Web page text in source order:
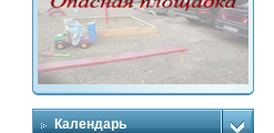
Календарь